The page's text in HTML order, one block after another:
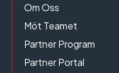
Om Oss
Möt Teamet
Partner Program
Partner Portal